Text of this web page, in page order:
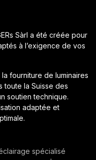
Sàrl a été créée pour
à l’exigence de vos
fourniture de luminaires
toute la Suisse des
soutien technique.
adaptée et
spécialisé